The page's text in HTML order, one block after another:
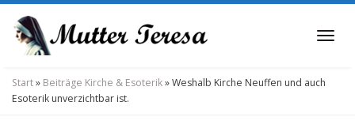
Skip
main
content
Start» Beiträge Kirche & Esoterik»Weshalb Kirche Neuffen und auch
Esoterik unverzichtbar ist.